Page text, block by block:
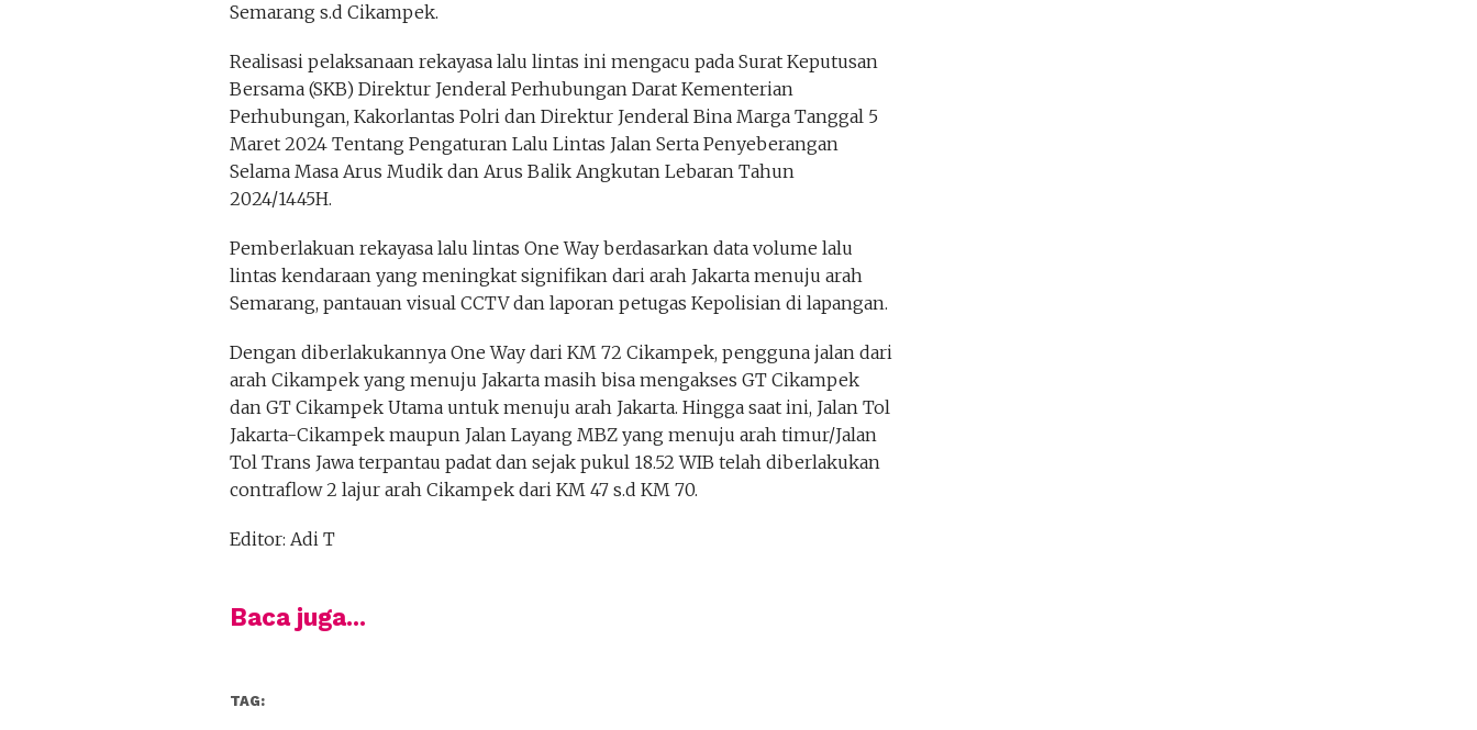
Semarang s.d Cikampek.
Realisasi pelaksanaan rekayasa lalu lintas ini mengacu pada Surat Keputusan
Bersama (SKB) Direktur Jenderal Perhubungan Darat Kementerian
Perhubungan, Kakorlantas Polri dan Direktur Jenderal Bina Marga Tanggal 5
Maret 2024 Tentang Pengaturan Lalu Lintas Jalan Serta Penyeberangan
Selama Masa Arus Mudik dan Arus Balik Angkutan Lebaran Tahun
2024/1445H.
Pemberlakuan rekayasa lalu lintas One Way berdasarkan data volume lalu
lintas kendaraan yang meningkat signifikan dari arah Jakarta menuju arah
Semarang, pantauan visual CCTV dan laporan petugas Kepolisian di lapangan.
Dengan diberlakukannya One Way dari KM 72 Cikampek, pengguna jalan dari
arah Cikampek yang menuju Jakarta masih bisa mengakses GT Cikampek
dan GT Cikampek Utama untuk menuju arah Jakarta. Hingga saat ini, Jalan Tol
Jakarta-Cikampek maupun Jalan Layang MBZ yang menuju arah timur/Jalan
Tol Trans Jawa terpantau padat dan sejak pukul 18.52 WIB telah diberlakukan
contraflow 2 lajur arah Cikampek dari KM 47 s.d KM 70.
Editor: Adi T
Baca juga...
TAG: